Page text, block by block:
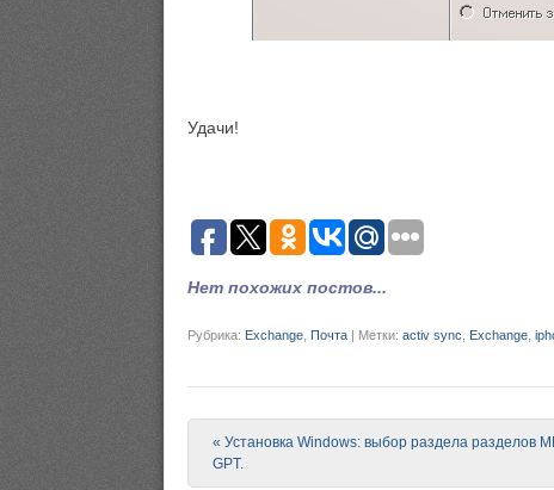
Удачи!
Нет похожих постов...
Рубрика: Exchange Почта | Метки: activ sync Exchange
Post navigation
« Установка Windows: выбор раздела разделов
GPT.